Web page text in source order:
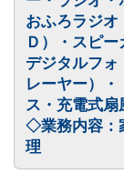
おふろラジ
Ｄ）・スピ
デジタルフ
レーヤー）
ス・充電式
◇業務内容
理